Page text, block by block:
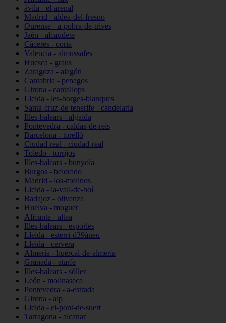
ávila - el-arenal
Madrid - aldea-del-fresno
Ourense - a-pobra-de-trives
Jaén - alcaudete
Cáceres - coria
Valencia - almussafes
Huesca - graus
Zaragoza - alagón
Cantabria - penagos
Girona - cantallops
Lleida - les-borges-blanques
Santa-cruz-de-tenerife - candelaria
Illes-balears - algaida
Pontevedra - caldas-de-reis
Barcelona - torelló
Ciudad-real - ciudad-real
Toledo - torrijos
Illes-balears - bunyola
Burgos - belorado
Madrid - los-molinos
Lleida - la-vall-de-boí
Badajoz - olivenza
Huelva - moguer
Alicante - altea
Illes-balears - esporles
Lleida - esterri-d39àneu
Lleida - cervera
Almería - huércal-de-almería
Granada - atarfe
Illes-balears - sóller
León - molinaseca
Pontevedra - a-estrada
Girona - alp
Lleida - el-pont-de-suert
Tarragona - alcanar